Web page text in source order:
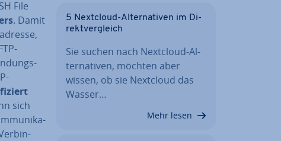
File
. Damit
sich
5 Nextcloud-Al­ter­na­ti­ven im Di­
rekt­ver­gleich
Sie suchen nach Nextcloud-Al­
ter­na­ti­ven, möchten aber
wissen, ob sie Nextcloud das
Wasser…
Mehr lesen